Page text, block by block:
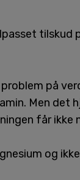
tilskud
på
Men det
får ikke
og